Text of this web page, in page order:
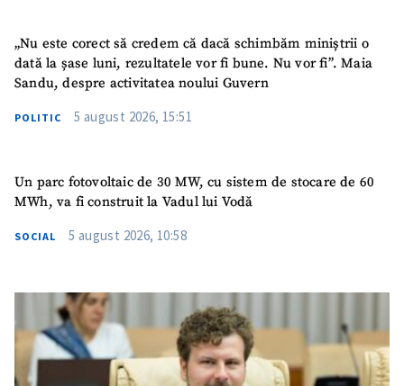
„Nu este corect să credem că dacă schimbăm miniștrii o
dată la șase luni, rezultatele vor fi bune. Nu vor fi”. Maia
Sandu, despre activitatea noului Guvern
POLITIC 5 august 2026, 15:51
Un parc fotovoltaic de 30 MW, cu sistem de stocare de 60
MWh, va fi construit la Vadul lui Vodă
SOCIAL 5 august 2026, 10:58